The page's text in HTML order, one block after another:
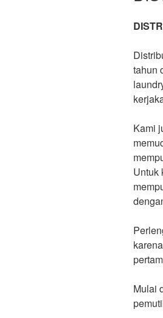
tahun
Kami
Untuk
Mulai